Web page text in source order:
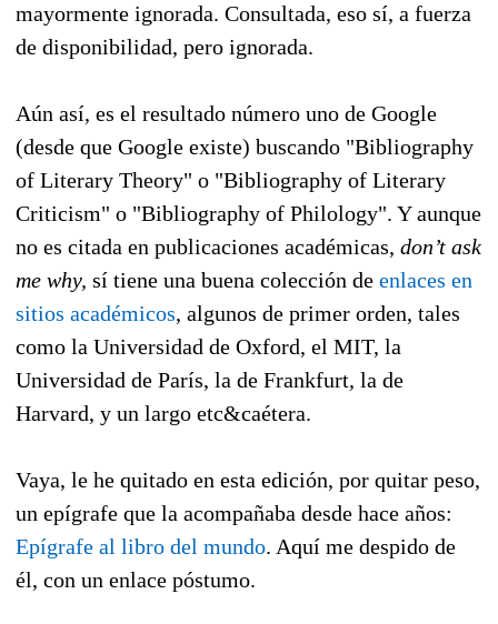
mayormente ignorada. Consultada, eso sí, a fuerza
de disponibilidad, pero ignorada.
Aún así, es el resultado número uno de Google
(desde que Google existe) buscando "Bibliography
of Literary Theory" o "Bibliography of Literary
Criticism" o "Bibliography of Philology". Y aunque
no es citada en publicaciones académicas, don’t ask
me why, sí tiene una buena colección de enlaces en
sitios académicos, algunos de primer orden, tales
como la Universidad de Oxford, el MIT, la
Universidad de París, la de Frankfurt, la de
Harvard, y un largo etc&caétera.
Vaya, le he quitado en esta edición, por quitar peso,
un epígrafe que la acompañaba desde hace años:
Epígrafe al libro del mundo. Aquí me despido de
él, con un enlace póstumo.